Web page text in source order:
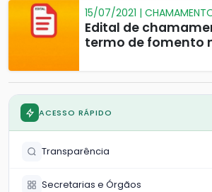
15/07/2021 |
Edital de
termo de fomento
ACESSO RÁPIDO
Transparência
Secretarias e Órgãos